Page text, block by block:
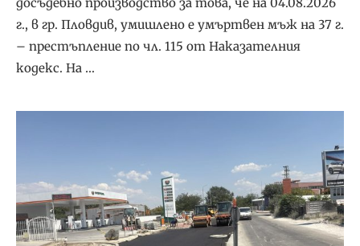
г., в гр. Пловдив, умишлено е умъртвен мъж на 37 г.
– престъпление по чл. 115 от Наказателния
кодекс. На …